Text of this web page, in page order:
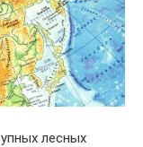
лесных